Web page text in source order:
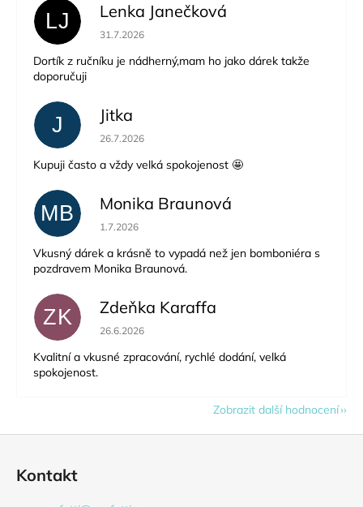
LJ Lenka Janečková
Hodnocení obchodu je 5 z 5 hvězdiček.
31.7.2026
Dortík z ručníku je nádherný,mam ho jako dárek takže
doporučuji
J Jitka
Hodnocení obchodu je 5 z 5 hvězdiček.
26.7.2026
Kupuji často a vždy velká spokojenost 🤩
MB Monika Braunová
Hodnocení obchodu je 5 z 5 hvězdiček.
1.7.2026
Vkusný dárek a krásně to vypadá než jen bomboniéra s
pozdravem Monika Braunová.
ZK Zdeňka Karaffa
Hodnocení obchodu je 5 z 5 hvězdiček.
26.6.2026
Kvalitní a vkusné zpracování, rychlé dodání, velká
spokojenost.
Zobrazit další hodnocení
Kontakt